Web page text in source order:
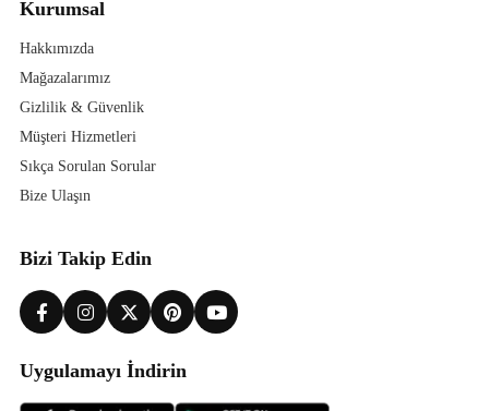
Kurumsal
Hakkımızda
Mağazalarımız
Gizlilik & Güvenlik
Müşteri Hizmetleri
Sıkça Sorulan Sorular
Bize Ulaşın
Bizi Takip Edin
Uygulamayı İndirin